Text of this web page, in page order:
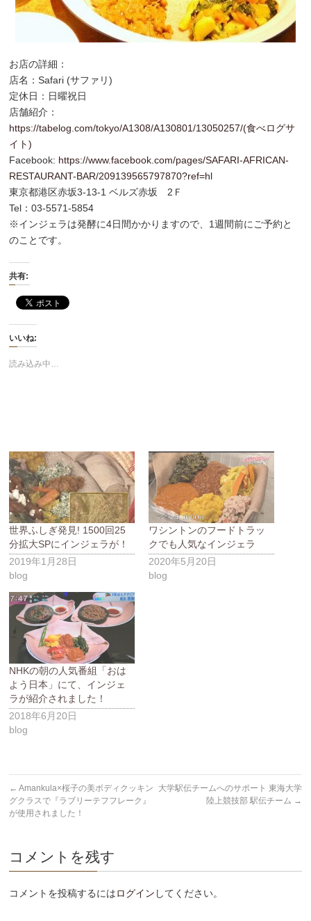
お店の詳細：
店名：Safari (サファリ)
定休日：日曜祝日
店舗紹介：
https://tabelog.com/tokyo/A1308/A130801/13050257/(食べログサ
イト)
Facebook: https://www.facebook.com/pages/SAFARI-AFRICAN-
RESTAURANT-BAR/209139565797870?ref=hl
東京都港区赤坂3-13-1 ベルズ赤坂 2Ｆ
Tel：03-5571-5854
※インジェラは発酵に4日間かかりますので、1週間前にご予約と
のことです。
共有:
いいね:
読み込み中…
世界ふしぎ発見! 1500回25
分拡大SPにインジェラが！
2019年1月28日
blog
ワシントンのフードトラッ
クでも人気なインジェラ
2020年5月20日
blog
NHKの朝の人気番組「おは
よう日本」にて、インジェ
ラが紹介されました！
2018年6月20日
blog
← Amankula×桜子の美ボディクッキン
グクラスで『ラブリーテフフレーク』
が使用されました！
大学駅伝チームへのサポート 東海大学
陸上競技部 駅伝チーム →
コメントを残す
コメントを投稿するにはログイン してください。